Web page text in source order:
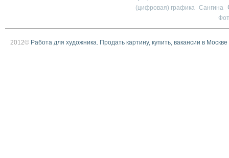
(цифровая) графика
Сангина
2012© Работа для художника. Продать картину, купить, вакансии в Москве